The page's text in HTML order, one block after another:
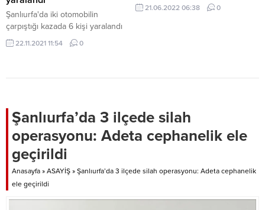
Şanlıurfa'da iki otomobilin
çarpıştığı kazada 6 kişi yaralandı
22.11.2021 11:54 0
21.06.2022 06:38 0
Şanlıurfa’da 3 ilçede silah
operasyonu: Adeta cephanelik ele
geçirildi
Anasayfa » ASAYİŞ » Şanlıurfa’da 3 ilçede silah operasyonu: Adeta cephanelik
ele geçirildi